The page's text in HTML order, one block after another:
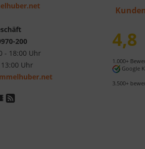
200
- 18:00 Uhr
Uhr
4,8
1.000+
Google
3.500+